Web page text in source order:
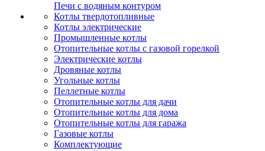
Печи с водяным контуром
Котлы твердотопливные
Котлы электрические
Промышленные котлы
Отопительные котлы с газовой горелкой
Электрические котлы
Дровяные котлы
Угольные котлы
Пеллетные котлы
Отопительные котлы для дачи
Отопительные котлы для дома
Отопительные котлы для гаража
Газовые котлы
Комплектующие